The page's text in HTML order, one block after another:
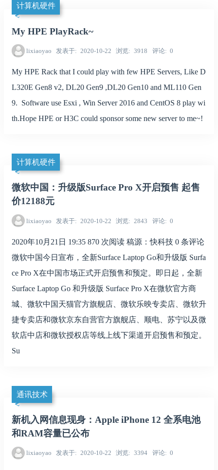
计算机硬件
My HPE PlayRack~
lixiaoyao 发表于 2020-10-22 浏览 3918 评论 0
My HPE Rack that I could play with few HPE Servers, Like D
L320E Gen8 v2, DL20 Gen9 ,DL20 Gen10 and ML110 Gen
9. Software use Esxi , Win Server 2016 and CentOS 8 play wi
th.Hope HPE or H3C could sponsor some new server to me~!
计算机硬件
微软中国：升级版Surface Pro X开启预售 起售
价12188元
lixiaoyao 发表于 2020-10-22 浏览 2843 评论 0
2020年10月21日 19:35 870 次阅读 稿源：快科技 0 条评论
微软中国今日宣布，全新Surface Laptop Go和升级版 Surfa
ce Pro X在中国市场正式开启预售和预定。即日起，全新
Surface Laptop Go 和升级版 Surface Pro X在微软官方商
城、微软中国天猫官方旗舰店、微软乐映专卖店、微软升
捷专卖店和微软京东自营官方旗舰店、顺电、苏宁以及微
软店中店和微软授权店等线上线下渠道开启预售和预定。
Su
通讯技术
新机入网信息现身：Apple iPhone 12 全系电池
和RAM容量已公布
lixiaoyao 发表于 2020-10-22 浏览 3394 评论 0